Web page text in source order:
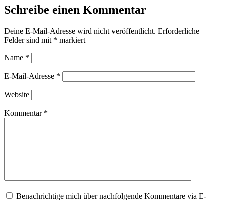
Schreibe einen Kommentar
Deine E-Mail-Adresse wird nicht veröffentlicht. Erforderliche
Felder sind mit * markiert
Name *
E-Mail-Adresse *
Website
Kommentar *
Benachrichtige mich über nachfolgende Kommentare via E-